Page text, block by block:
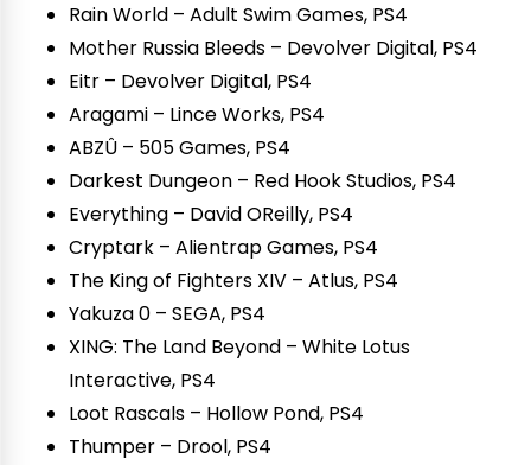
Rain World – Adult Swim Games, PS4
Mother Russia Bleeds – Devolver Digital, PS4
Eitr – Devolver Digital, PS4
Aragami – Lince Works, PS4
ABZÛ – 505 Games, PS4
Darkest Dungeon – Red Hook Studios, PS4
Everything – David OReilly, PS4
Cryptark – Alientrap Games, PS4
The King of Fighters XIV – Atlus, PS4
Yakuza 0 – SEGA, PS4
XING: The Land Beyond – White Lotus
Interactive, PS4
Loot Rascals – Hollow Pond, PS4
Thumper – Drool, PS4